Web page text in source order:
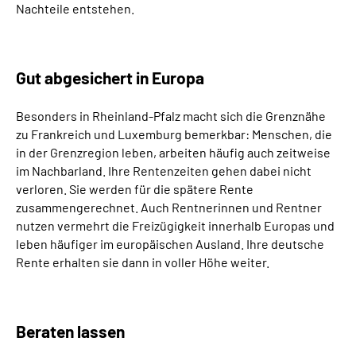
Nachteile entstehen.
Gut abgesichert in Europa
Besonders in Rheinland-Pfalz macht sich die Grenznähe
zu Frankreich und Luxemburg bemerkbar: Menschen, die
in der Grenzregion leben, arbeiten häufig auch zeitweise
im Nachbarland. Ihre Rentenzeiten gehen dabei nicht
verloren. Sie werden für die spätere Rente
zusammengerechnet. Auch Rentnerinnen und Rentner
nutzen vermehrt die Freizügigkeit innerhalb Europas und
leben häufiger im europäischen Ausland. Ihre deutsche
Rente erhalten sie dann in voller Höhe weiter.
Beraten lassen